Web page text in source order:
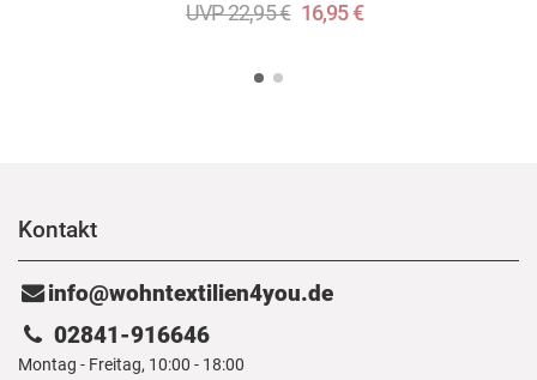
UVP 22,95 € 16,95 €
Kontakt
info@wohntextilien4you.de
02841-916646
Montag - Freitag, 10:00 - 18:00